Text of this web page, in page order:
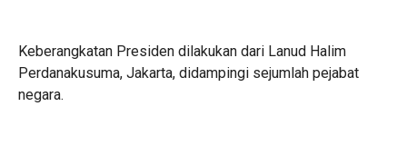
Keberangkatan Presiden dilakukan dari Lanud Halim
Perdanakusuma, Jakarta, didampingi sejumlah pejabat
negara.